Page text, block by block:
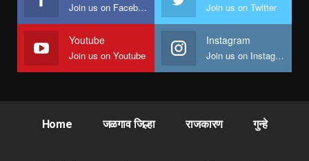
Join us on Facebook Join us on Twitter
Youtube
Join us on Youtube
Instagram
Join us on Instagram
Home जळगाव जिल्हा राजकारण गुन्हे